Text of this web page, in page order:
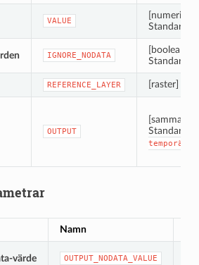
VALUE
[numerisk:
Standard:
IGNORE_NODATA
[boolean]
Standard:
REFERENCE_LAYER [raster]
OUTPUT
[samma
Standard:
temporär
Namn
värde OUTPUT_NODATA_VALUE